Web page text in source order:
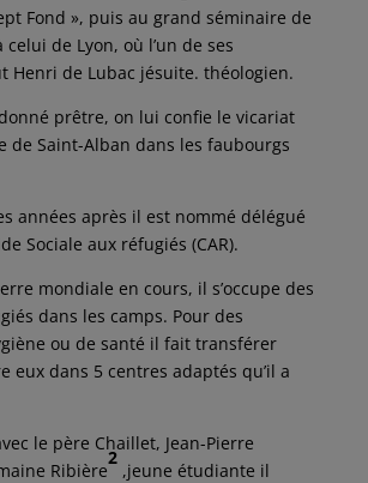
Fond », puis au grand séminaire de
de Lyon, où l’un de ses
Henri de Lubac jésuite. théologien.
prêtre, on lui confie le vicariat
de Saint-Alban dans les faubourgs
années après il est nommé délégué
Sociale aux réfugiés (CAR).
mondiale en cours, il s’occupe des
dans les camps. Pour des
ou de santé il fait transférer
eux dans 5 centres adaptés qu’il a
le père Chaillet, Jean-Pierre
Ribière
2
,jeune étudiante il